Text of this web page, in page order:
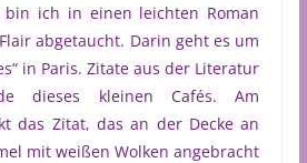
ich in einen leichten Roman
abgetaucht. Darin geht es um
in Paris. Zitate aus der Literatur
dieses kleinen Cafés. Am
das Zitat, das an der Decke an
mit weißen Wolken angebracht